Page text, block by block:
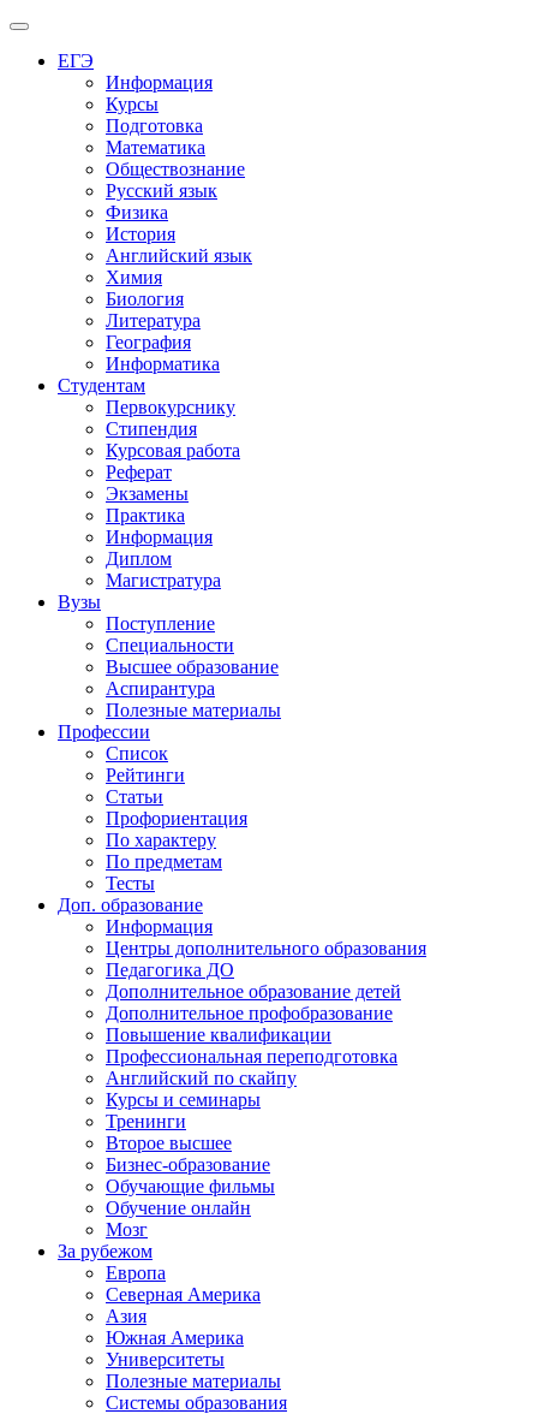
Меню
ЕГЭ
Информация
Курсы
Подготовка
Математика
Обществознание
Русский язык
Физика
История
Английский язык
Химия
Биология
Литература
География
Информатика
Студентам
Первокурснику
Стипендия
Курсовая работа
Реферат
Экзамены
Практика
Информация
Диплом
Магистратура
Вузы
Поступление
Специальности
Высшее образование
Аспирантура
Полезные материалы
Профессии
Список
Рейтинги
Статьи
Профориентация
По характеру
По предметам
Тесты
Доп. образование
Информация
Центры дополнительного образования
Педагогика ДО
Дополнительное образование детей
Дополнительное профобразование
Повышение квалификации
Профессиональная переподготовка
Английский по скайпу
Курсы и семинары
Тренинги
Второе высшее
Бизнес-образование
Обучающие фильмы
Обучение онлайн
Мозг
За рубежом
Европа
Северная Америка
Азия
Южная Америка
Университеты
Полезные материалы
Системы образования